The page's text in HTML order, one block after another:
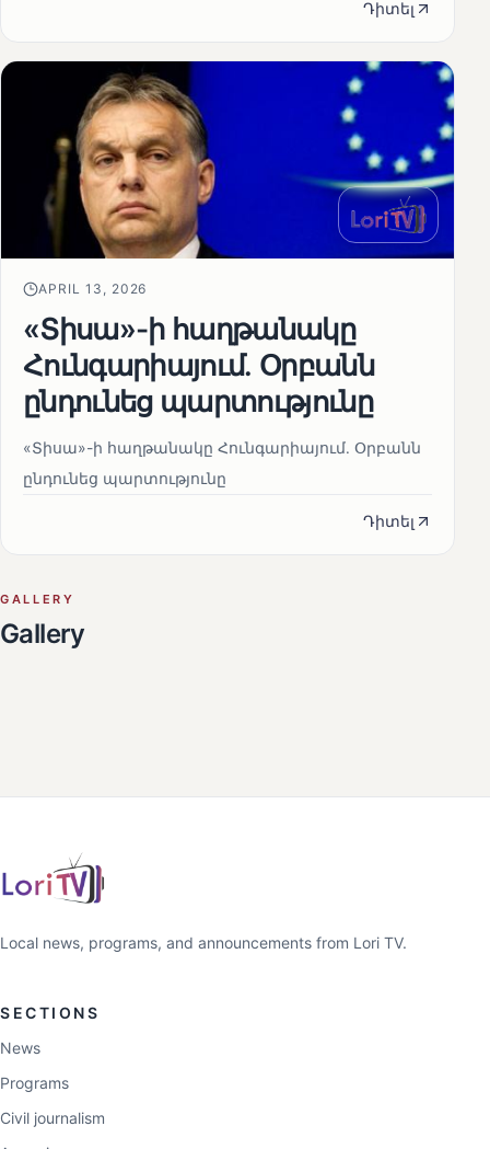
Դիտել
APRIL 13, 2026
«Տիսա»-ի հաղթանակը
Հունգարիայում․ Օրբանն
ընդունեց պարտությունը
«Տիսա»-ի հաղթանակը Հունգարիայում․ Օրբանն
ընդունեց պարտությունը
Դիտել
GALLERY
Gallery
Local news, programs, and announcements from Lori TV.
SECTIONS
News
Programs
Civil journalism